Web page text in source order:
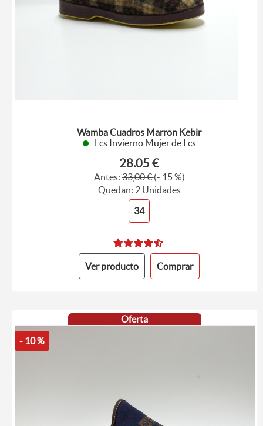
Wamba Cuadros Marron Kebir
Lcs Invierno Mujer de Lcs
28.05 €
Antes:33,00 €(- 15 %)
Quedan: 2 Unidades
34
Ver producto Comprar
Oferta
- 10 %